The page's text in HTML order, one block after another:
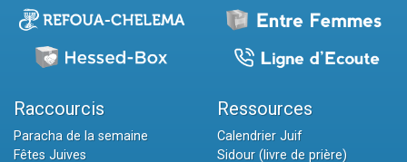
Raccourcis
Paracha de la semaine
Fêtes Juives
Ressources
Calendrier Juif
Sidour (livre de prière)